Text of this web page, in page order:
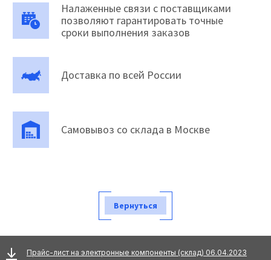
Налаженные связи с поставщиками
позволяют гарантировать точные
сроки выполнения заказов
Доставка по всей России
Самовывоз со склада в Москве
Вернуться
Прайс-лист на электронные компоненты (склад) 06.04.2023